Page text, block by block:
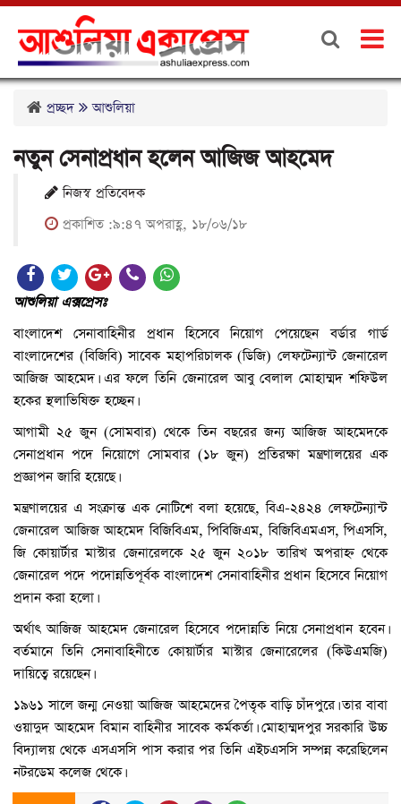
প্রচ্ছদ আশুলিয়া
নতুন সেনাপ্রধান হলেন আজিজ আহমেদ
নিজস্ব প্রতিবেদক
প্রকাশিত :৯:৪৭ অপরাহ্ণ, ১৮/০৬/১৮
আশুলিয়া এক্সপ্রেসঃ
বাংলাদেশ সেনাবাহিনীর প্রধান হিসেবে নিয়োগ পেয়েছেন বর্ডার গার্ড
বাংলাদেশের (বিজিবি) সাবেক মহাপরিচালক (ডিজি) লেফটেন্যান্ট জেনারেল
আজিজ আহমেদ। এর ফলে তিনি জেনারেল আবু বেলাল মোহাম্মদ শফিউল
হকের স্থলাভিষিক্ত হচ্ছেন।
আগামী ২৫ জুন (সোমবার) থেকে তিন বছরের জন্য আজিজ আহমেদকে
সেনাপ্রধান পদে নিয়োগে সোমবার (১৮ জুন) প্রতিরক্ষা মন্ত্রণালয়ের এক
প্রজ্ঞাপন জারি হয়েছে।
মন্ত্রণালয়ের এ সংক্রান্ত এক নোটিশে বলা হয়েছে, বিএ-২৪২৪ লেফটেন্যান্ট
জেনারেল আজিজ আহমেদ বিজিবিএম, পিবিজিএম, বিজিবিএমএস, পিএসসি,
জি কোয়ার্টার মাস্টার জেনারেলকে ২৫ জুন ২০১৮ তারিখ অপরাহ্ন থেকে
জেনারেল পদে পদোন্নতিপূর্বক বাংলাদেশ সেনাবাহিনীর প্রধান হিসেবে নিয়োগ
প্রদান করা হলো।
অর্থাৎ আজিজ আহমেদ জেনারেল হিসেবে পদোন্নতি নিয়ে সেনাপ্রধান হবেন।
বর্তমানে তিনি সেনাবাহিনীতে কোয়ার্টার মাস্টার জেনারেলের (কিউএমজি)
দায়িত্বে রয়েছেন।
১৯৬১ সালে জন্ম নেওয়া আজিজ আহমেদের পৈতৃক বাড়ি চাঁদপুরে। তার বাবা
ওয়াদুদ আহমেদ বিমান বাহিনীর সাবেক কর্মকর্তা। মোহাম্মদপুর সরকারি উচ্চ
বিদ্যালয় থেকে এসএসসি পাস করার পর তিনি এইচএসসি সম্পন্ন করেছিলেন
নটরডেম কলেজ থেকে।